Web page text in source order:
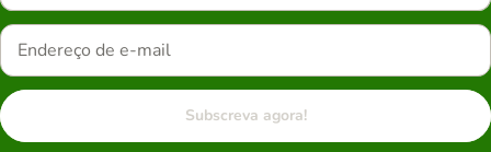
Subscreva agora!